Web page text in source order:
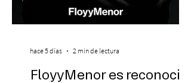
FloyyMenor es reconocido
hace 5 días 2 min de lectura